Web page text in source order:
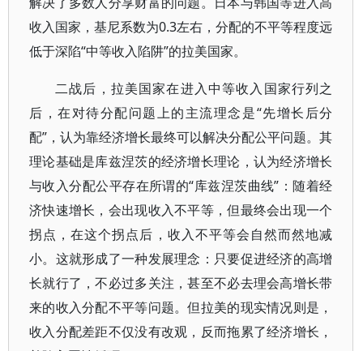
收入国家，基尼系数为0.3左右，分配的不平等程度远
低于深陷“中等收入陷阱”的拉美国家。
二战后，拉美国家在进入中等收入国家行列之
后，在对待分配问题上的主流理念是“先增长后分
配”，认为靠经济增长最终可以解决分配公平问题。其
理论基础是库兹涅茨的经济增长理论，认为经济增长
与收入分配公平存在所谓的“库兹涅茨曲线”：随着经
济快速增长，会出现收入不平等，但最终会出现一个
拐点，在这个拐点后，收入不平等会自然而然地减
小。这就形成了一种发展理念：只要促进经济的高增
长就行了，不必过多关注，甚至不必去理会高增长带
来的收入分配不平等问题。但拉美的现实情况则是，
收入分配差距不仅没有改观，反而拖累了经济增长，